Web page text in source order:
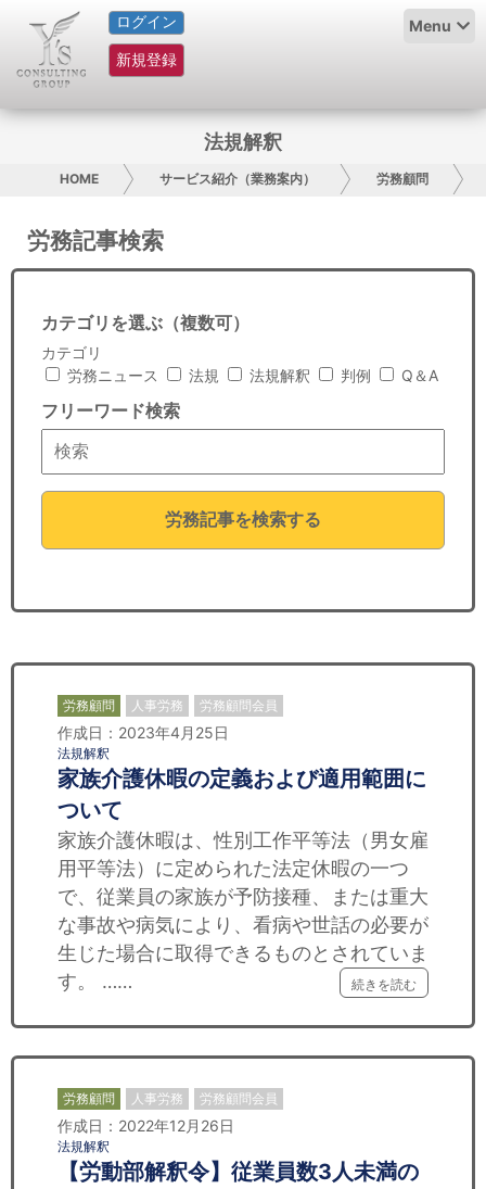
ログイン
新規登録
Menu
HOME
サービス紹介
グループ概要
採用情報
日本人にPR
コンサルティング
リサーチ
セミナー
経済ニュース
飲食店情報
法規解釈
HOME サービス紹介（業務案内） 労務顧問
労務記事検索
カテゴリを選ぶ（複数可）
カテゴリ
労務ニュース
法規 法規解釈 判例 Q＆A
フリーワード検索
労務記事を検索する
労務顧問 人事労務 労務顧問会員
作成日：2023年4月25日
法規解釈
家族介護休暇の定義および適用範囲に
ついて
家族介護休暇は、性別工作平等法（男女雇
用平等法）に定められた法定休暇の一つ
で、従業員の家族が予防接種、または重大
な事故や病気により、看病や世話の必要が
生じた場合に取得できるものとされていま
す。 ……
続きを読む
労務顧問 人事労務 労務顧問会員
作成日：2022年12月26日
法規解釈
【労動部解釈令】従業員数3人未満の